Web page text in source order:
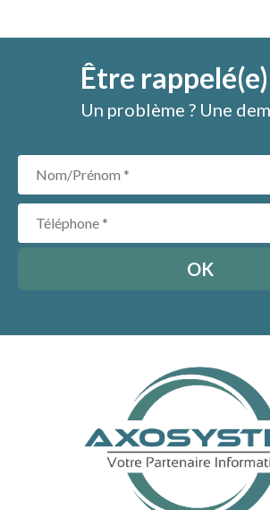
Être rappelé(e)
Un problème ? Une